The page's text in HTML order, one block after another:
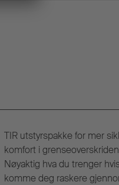
TIR utstyrspakke for mer
komfort i
Nøyaktig hva du trenger
komme deg raskere